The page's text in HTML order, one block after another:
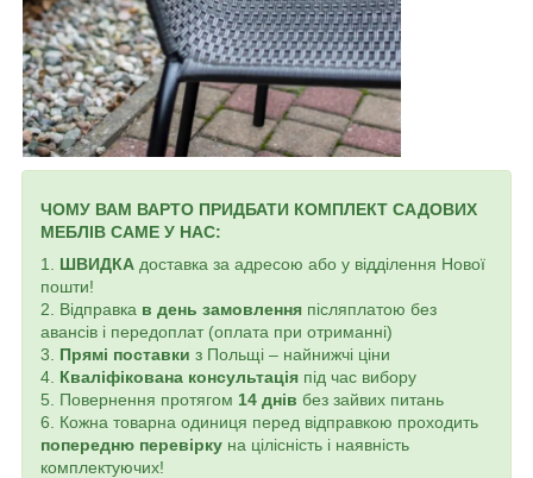
ЧОМУ ВАМ ВАРТО ПРИДБАТИ КОМПЛЕКТ САДОВИХ
МЕБЛІВ САМЕ У НАС:
1. ШВИДКА доставка за адресою або у відділення Нової
пошти!
2. Відправка в день замовлення післяплатою без
авансів і передоплат (оплата при отриманні)
3. Прямі поставки з Польщі – найнижчі ціни
4. Кваліфікована консультація під час вибору
5. Повернення протягом 14 днів без зайвих питань
6. Кожна товарна одиниця перед відправкою проходить
попередню перевірку на цілісність і наявність
комплектуючих!